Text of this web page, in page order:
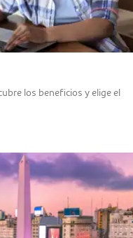
los beneficios y elige el